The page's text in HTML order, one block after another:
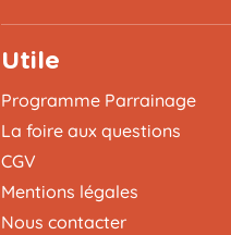
Utile
Programme Parrainage
La foire aux questions
CGV
Mentions légales
Nous contacter